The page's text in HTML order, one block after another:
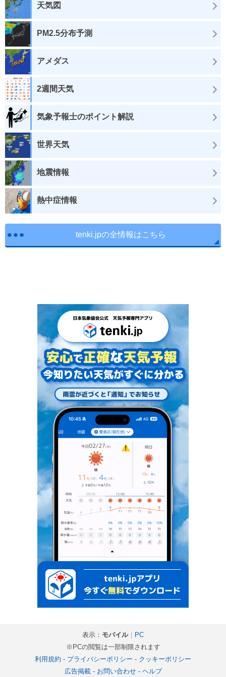
天気図
PM2.5分布予測
アメダス
2週間天気
気象予報士のポイント解説
世界天気
地震情報
熱中症情報
tenki.jpの全情報はこちら
表示： モバイル｜ PC
※PCの閲覧は一部制限されます
利用規約 - プライバシーポリシー - クッキーポリシー
広告掲載- お問い合わせ- ヘルプ